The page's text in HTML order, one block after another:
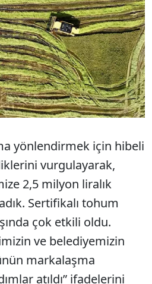
yönlendirmek için hibeli
vurgulayarak,
2,5 milyon liralık
Sertifikalı tohum
çok etkili oldu.
ve belediyemizin
markalaşma
atıldı” ifadelerini